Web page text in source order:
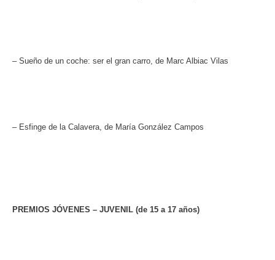
– Sueño de un coche: ser el gran carro, de Marc Albiac Vilas
– Esfinge de la Calavera, de María González Campos
PREMIOS JÓVENES – JUVENIL (de 15 a 17 años)